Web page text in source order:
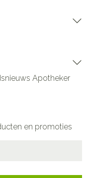
Apotheker
en promoties